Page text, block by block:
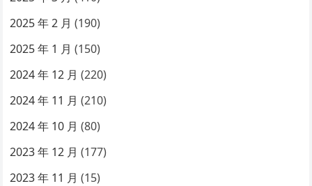
2025 年 2 月 (190)
2025 年 1 月 (150)
2024 年 12 月 (220)
2024 年 11 月 (210)
2024 年 10 月 (80)
2023 年 12 月 (177)
2023 年 11 月 (15)